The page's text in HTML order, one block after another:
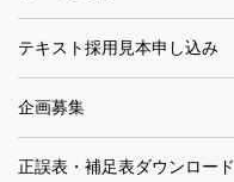
テキスト採用見本申し込み
企画募集
正誤表・補足表ダウンロード